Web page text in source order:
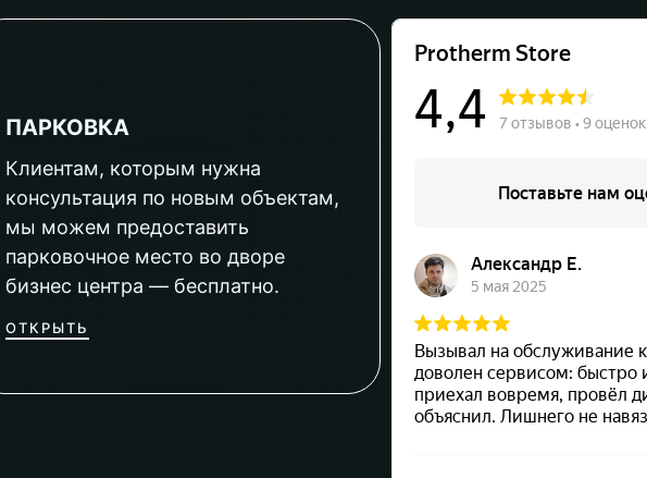
ПАРКОВКА
Клиентам, которым нужна
консультация по новым объектам,
мы можем предоставить
парковочное место во дворе
бизнес центра — бесплатно.
ОТКРЫТЬ